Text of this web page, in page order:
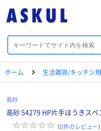
ホーム 生活雑貨/キッチン
高砂
高砂 54279 HP片手ほうきスペ
（0件のレビュー）